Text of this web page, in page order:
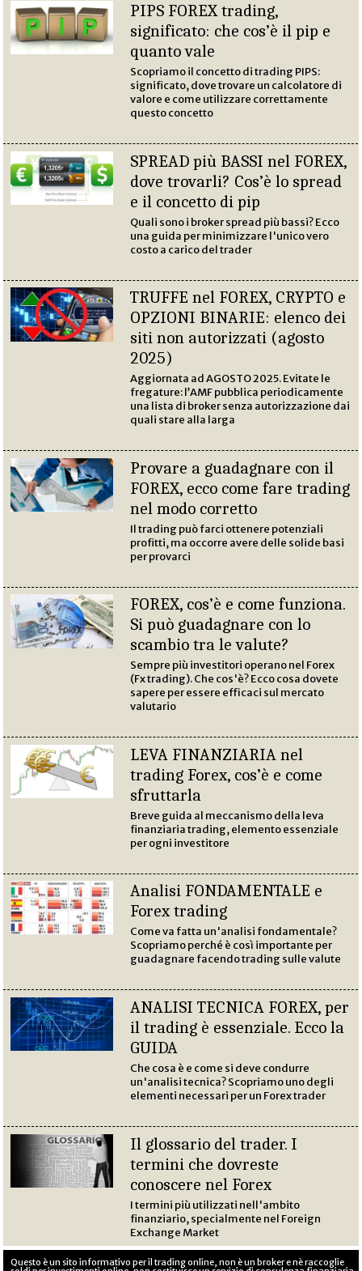
PIPS FOREX trading,
significato: che cos’è il pip e
quanto vale
Scopriamo il concetto di trading PIPS:
significato, dove trovare un calcolatore di
valore e come utilizzare correttamente
questo concetto
SPREAD più BASSI nel FOREX,
dove trovarli? Cos’è lo spread
e il concetto di pip
Quali sono i broker spread più bassi? Ecco
una guida per minimizzare l'unico vero
costo a carico del trader
TRUFFE nel FOREX, CRYPTO e
OPZIONI BINARIE: elenco dei
siti non autorizzati (agosto
2025)
Aggiornata ad AGOSTO 2025. Evitate le
fregature: l’AMF pubblica periodicamente
una lista di broker senza autorizzazione dai
quali stare alla larga
Provare a guadagnare con il
FOREX, ecco come fare trading
nel modo corretto
Il trading può farci ottenere potenziali
profitti, ma occorre avere delle solide basi
per provarci
FOREX, cos’è e come funziona.
Si può guadagnare con lo
scambio tra le valute?
Sempre più investitori operano nel Forex
(Fx trading). Che cos'è? Ecco cosa dovete
sapere per essere efficaci sul mercato
valutario
LEVA FINANZIARIA nel
trading Forex, cos’è e come
sfruttarla
Breve guida al meccanismo della leva
finanziaria trading, elemento essenziale
per ogni investitore
Analisi FONDAMENTALE e
Forex trading
Come va fatta un'analisi fondamentale?
Scopriamo perché è così importante per
guadagnare facendo trading sulle valute
ANALISI TECNICA FOREX, per
il trading è essenziale. Ecco la
GUIDA
Che cosa è e come si deve condurre
un'analisi tecnica? Scopriamo uno degli
elementi necessari per un Forex trader
Il glossario del trader. I
termini che dovreste
conoscere nel Forex
I termini più utilizzati nell'ambito
finanziario, specialmente nel Foreign
Exchange Market
Questo è un sito informativo per il trading online, non è un broker e nè raccoglie